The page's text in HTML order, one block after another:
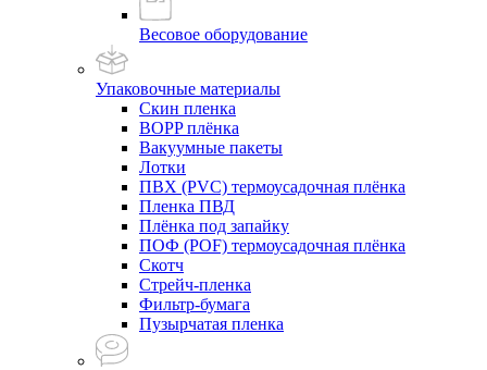
Весовое оборудование
Упаковочные материалы
Скин пленка
BOPP плёнка
Вакуумные пакеты
Лотки
ПВХ (PVC) термоусадочная плёнка
Пленка ПВД
Плёнка под запайку
ПОФ (POF) термоусадочная плёнка
Скотч
Стрейч-пленка
Фильтр-бумага
Пузырчатая пленка